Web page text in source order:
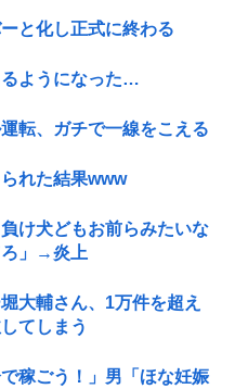
と化し正式に終わる
るようになった…
転、ガチで一線をこえる
れた結果www
け犬どもお前らみたいな
ろ」→炎上
大輔さん、1万件を超え
てしまう
稼ごう！」男「ほな妊娠